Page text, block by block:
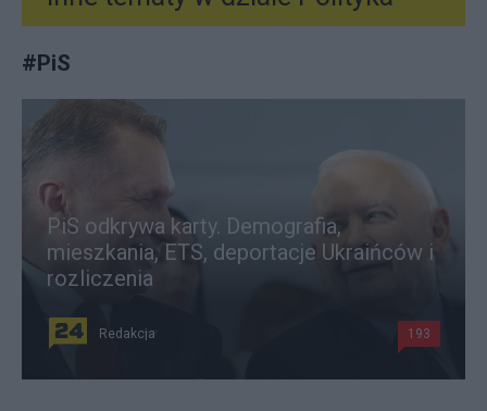
#PiS
PiS odkrywa karty. Demografia,
mieszkania, ETS, deportacje Ukraińców i
rozliczenia
Redakcja 193